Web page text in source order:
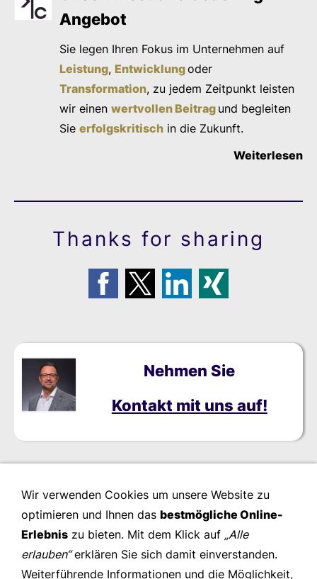
Angebot
Sie legen Ihren Fokus im Unternehmen auf
Leistung, Entwicklungoder
Transformation, zu jedem Zeitpunkt leisten
wir einenwertvollen Beitrag und begleiten
Sieerfolgskritisch in die Zukunft.
Weiterlesen
Thanks for sharing
Nehmen Sie
Kontakt mit uns auf!
Wir verwenden Cookies um unsere Website zu
optimieren und Ihnen das bestmögliche Online-
Erlebnis zu bieten. Mit dem Klick auf „Alle
erlauben“erklären Sie sich damit einverstanden.
Weiterführende Informationen und die Möglichkeit,